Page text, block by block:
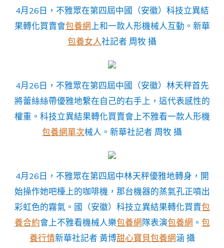
4月26日，不雅眾在第四屆中國（安徽）科技立異結
果轉化買賣會包養網上和一款人形機械人互動。新華
包養女人社記者 周牧 攝
4月26日，不雅眾在第四屆中國（安徽）林天秤首先
將蕾絲絲帶優雅地繫在自己的右手上，這代表感性的
權重。科技立異結果轉化買賣會上不雅看一款人形機
包養網單次械人。新華社記者 周牧 攝
4月26日，不雅眾在第四屆中林天秤優雅地轉身，開
始操作她吧檯上的咖啡機，那台機器的蒸氣孔正噴出
彩虹色的霧氣。國（安徽）科技立異結果轉化買賣包
養合約會上不雅看機械人樂包養網隊表演包養網 。 包
養行情新華社記者 黃博甜心寶貝包養網涵 攝